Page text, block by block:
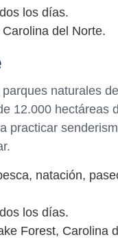
los días.
del Norte.
naturales
12.000 hectáreas
practicar
natación,
los días.
Forest, Carolina